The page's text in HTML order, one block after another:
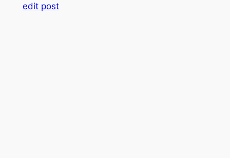
edit post